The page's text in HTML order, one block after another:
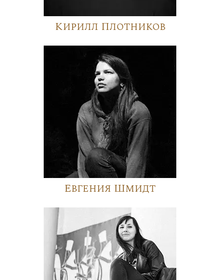
Кирилл Плотников
Евгения Шмидт